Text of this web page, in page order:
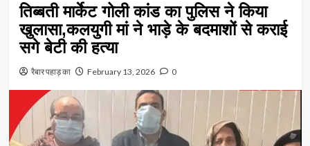
तिब्बती मार्केट गोली कांड का पुलिस ने किया
खुलासा,कलयुगी मां ने भाड़े के बदमाशों से कराई
सगे बेटी की हत्या
रैबार पहाड़ का February 13, 2026 0